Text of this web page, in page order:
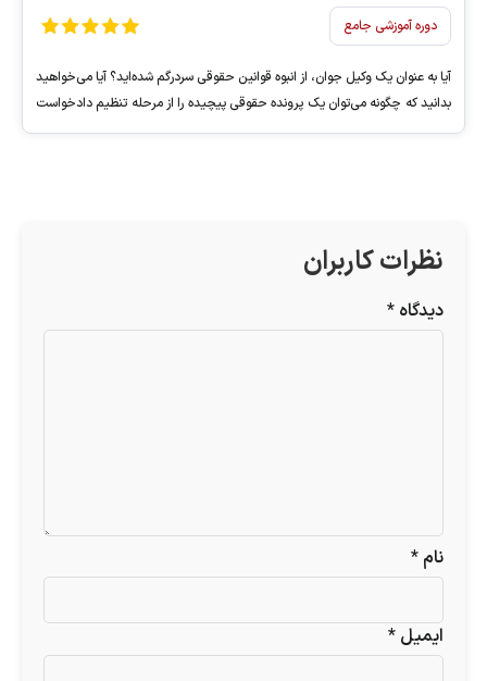
دوره آموزشی جامع
آیا به عنوان یک وکیل جوان، از انبوه قوانین حقوقی سردرگم شده‌اید؟ آیا می‌خواهید
بدانید که چگونه می‌توان یک پرونده حقوقی پیچیده را از مرحله تنظیم دادخواست
تا اجرای حکم، با اعتماد به نفس کامل و بدون اشتباه پیش برد؟ آیا به عنوان یک
نظرات کاربران
دیدگاه *
نام *
ایمیل *